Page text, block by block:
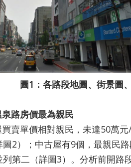
圖1：各路段地圖、街景圖
路房價最為親民
單價相對親民，未達50萬元/
2）；中古屋有9個，最親民
第二（詳圖3）。分析前開